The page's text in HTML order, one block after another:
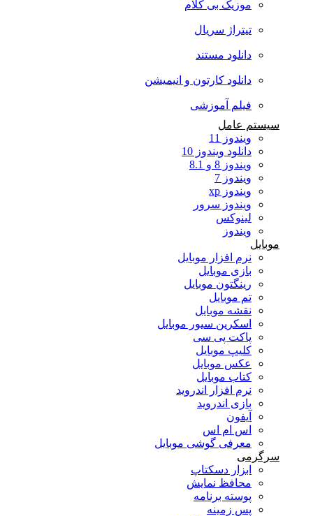
موزیک بی کلام
تیتراژ سریال
دانلود مستند
دانلود کارتون و انیمیشن
فیلم آموزشی
سیستم عامل
ویندوز 11
دانلود ویندوز 10
ویندوز 8 و 8.1
ویندوز 7
ویندوز xp
ویندوز سرور
لینوکس
ویندوز
موبایل
نرم افزار موبایل
بازی موبایل
رینگتون موبایل
تم موبایل
نقشه موبایل
اسکرین سیور موبایل
پاکت پی سی
کلیپ موبایل
عکس موبایل
کتاب موبایل
نرم افزار اندروید
بازی اندروید
آیفون
اس ام اس
معرفی گوشی موبایل
سرگرمی
ابزار دسکتاپ
محافظ نمایش
پوسته برنامه
پس زمینه